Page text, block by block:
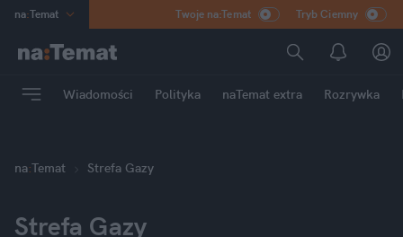
na:Temat
Poland
mama
Rozrywka
Twoje na:Temat Tryb Ciemny
Wiadomości Polityka naTemat extra Rozrywka
na:Temat Strefa Gazy
Strefa Gazy